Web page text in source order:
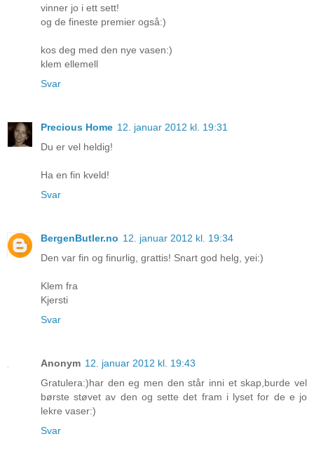
vinner jo i ett sett!
og de fineste premier også:)
kos deg med den nye vasen:)
klem ellemell
Svar
Precious Home 12. januar 2012 kl. 19:31
Du er vel heldig!
Ha en fin kveld!
Svar
BergenButler.no 12. januar 2012 kl. 19:34
Den var fin og finurlig, grattis! Snart god helg, yei:)
Klem fra
Kjersti
Svar
Anonym 12. januar 2012 kl. 19:43
Gratulera:)har den eg men den står inni et skap,burde vel
børste støvet av den og sette det fram i lyset for de e jo
lekre vaser:)
Svar